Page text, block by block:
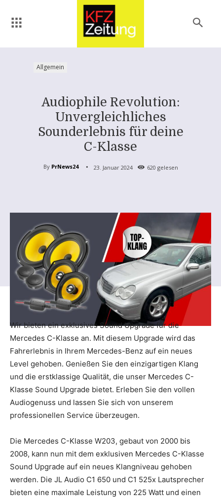
Allgemein
Audiophile Revolution:
Unvergleichliches
Sounderlebnis für deine
C-Klasse
By PrNews24 23. Januar 2024 620 gelesen
Wir bieten ein exklusives Sound Upgrade für die
Mercedes C-Klasse an. Mit diesem Upgrade wird das
Fahrerlebnis in Ihrem Mercedes-Benz auf ein neues
Level gehoben. Genießen Sie den einzigartigen Klang
und die erstklassige Qualität, die unser Mercedes C-
Klasse Sound Upgrade bietet. Erleben Sie den vollen
Audiogenuss und lassen Sie sich von unserem
professionellen Service überzeugen.
Die Mercedes C-Klasse W203, gebaut von 2000 bis
2008, kann nun mit dem exklusiven Mercedes C-Klasse
Sound Upgrade auf ein neues Klangniveau gehoben
werden. Die JL Audio C1 650 und C1 525x Lautsprecher
bieten eine maximale Leistung von 225 Watt und einen